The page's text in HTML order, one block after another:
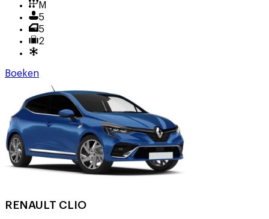
M
5
5
2
Boeken
RENAULT CLIO